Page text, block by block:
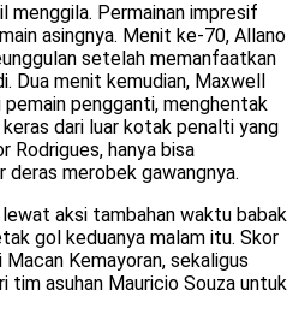
menggila. Permainan impresif
asingnya. Menit ke-70, Allano
setelah memanfaatkan
Dua menit kemudian, Maxwell
pengganti, menghentak
dari luar kotak penalti yang
Rodrigues, hanya bisa
deras merobek gawangnya.
aksi tambahan waktu babak
gol keduanya malam itu. Skor
Kemayoran, sekaligus
tim asuhan Mauricio Souza untuk